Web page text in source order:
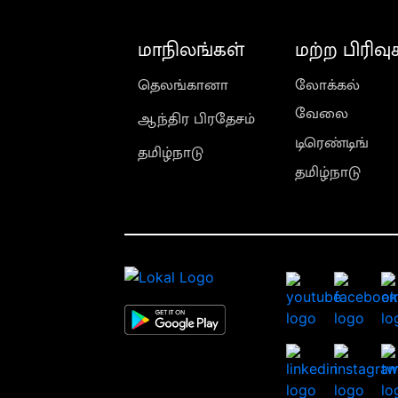
மாநிலங்கள்
தெலங்கானா
ஆந்திர பிரதேசம்
தமிழ்நாடு
மற்ற
லோக்கல்
வேலை
டிரெண்டிங்
தமிழ்நாடு